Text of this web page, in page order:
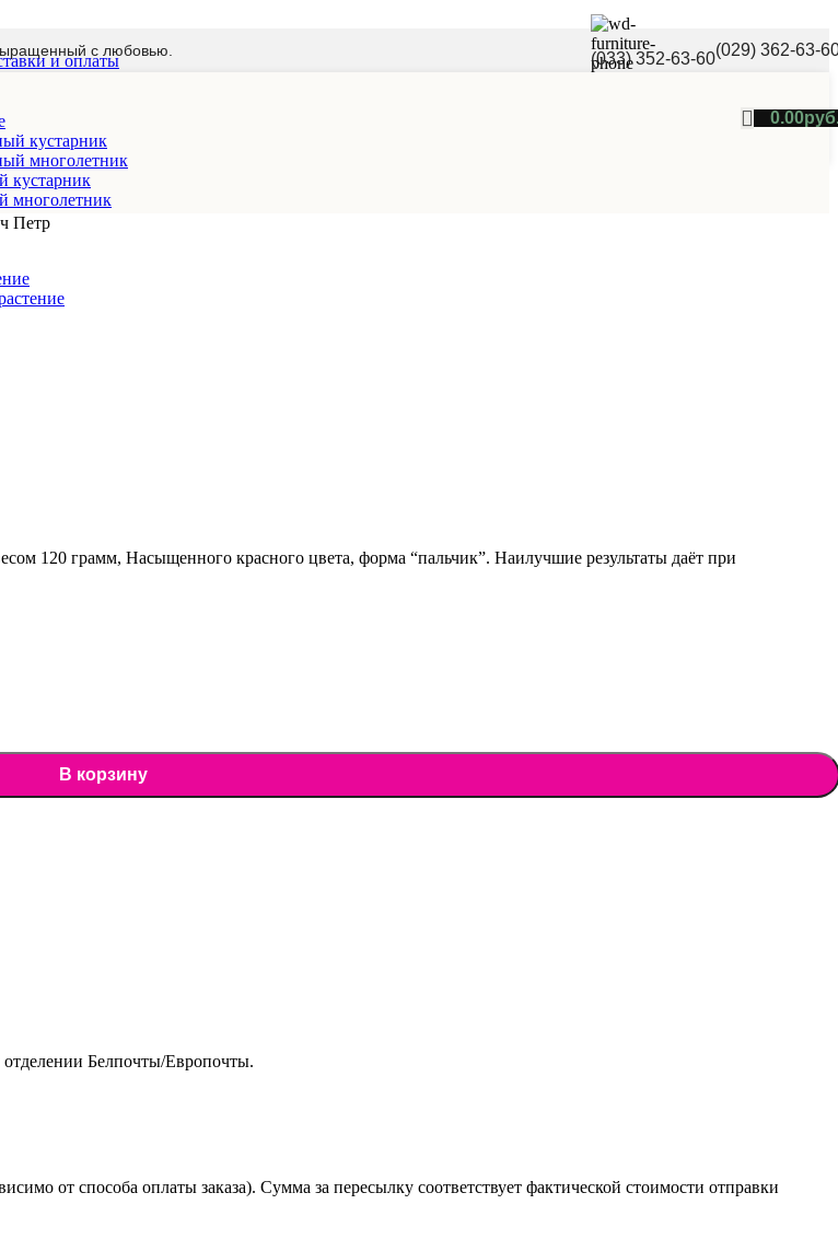
с любовью. (033) 352-63-60(029) 362-63-
0.00
и оплаты
кустарник
многолетник
кустарник
многолетник
Пе‌тр
120 грамм, Насыщенного красного цвета, форма “пальчик”. Наилучшие результаты даёт при
В корзину
Белпочты/Европочты.
от способа оплаты заказа). Сумма за пересылку соответствует фактической стоимости отправки